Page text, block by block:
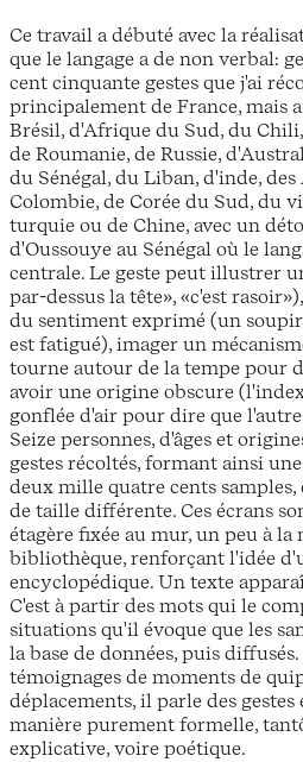
Ce travail a débuté avec la
que le langage a de non verbal:
cent cinquante gestes que j'ai
principalement de France, mais
Brésil, d'Afrique du Sud, du
de Roumanie, de Russie,
du Sénégal, du Liban, d'inde,
Colombie, de Corée du Sud, du
turquie ou de Chine, avec un
d'Oussouye au Sénégal où le
centrale. Le geste peut illustrer
par-dessus la tête», «c'est
du sentiment exprimé (un
est fatigué), imager un
tourne autour de la tempe pour
avoir une origine obscure
gonflée d'air pour dire que
Seize personnes, d'âges et
gestes récoltés, formant ainsi
deux mille quatre cents
de taille différente. Ces écrans
étagère fixée au mur, un peu à la
bibliothèque, renforçant l'idée
encyclopédique. Un texte
C'est à partir des mots qui le
situations qu'il évoque que les
la base de données, puis
témoignages de moments de
déplacements, il parle des
manière purement formelle,
explicative, voire poétique.